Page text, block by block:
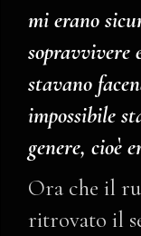
mi erano
sopravvivere
stavano
impossibile
genere, cioè
Ora che il
ritrovato il